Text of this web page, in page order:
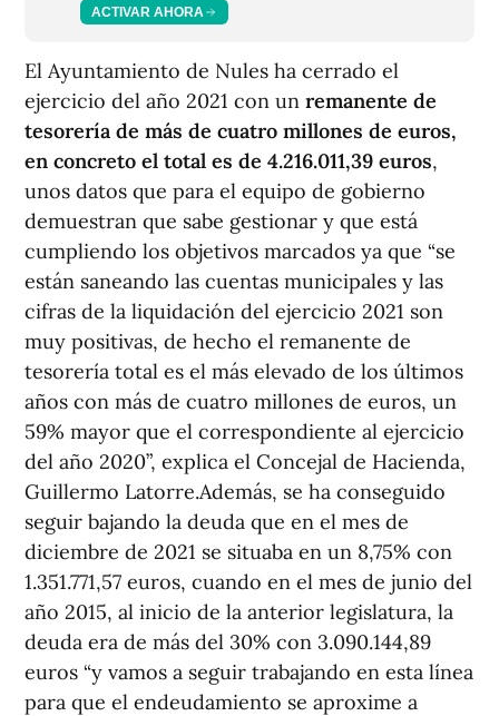
ACTIVAR AHORA
El Ayuntamiento de Nules ha cerrado el
ejercicio del año 2021 con un remanente de
tesorería de más de cuatro millones de euros,
en concreto el total es de 4.216.011,39 euros,
unos datos que para el equipo de gobierno
demuestran que sabe gestionar y que está
cumpliendo los objetivos marcados ya que “se
están saneando las cuentas municipales y las
cifras de la liquidación del ejercicio 2021 son
muy positivas, de hecho el remanente de
tesorería total es el más elevado de los últimos
años con más de cuatro millones de euros, un
59% mayor que el correspondiente al ejercicio
del año 2020”, explica el Concejal de Hacienda,
Guillermo Latorre.Además, se ha conseguido
seguir bajando la deuda que en el mes de
diciembre de 2021 se situaba en un 8,75% con
1.351.771,57 euros, cuando en el mes de junio del
año 2015, al inicio de la anterior legislatura, la
deuda era de más del 30% con 3.090.144,89
euros “y vamos a seguir trabajando en esta línea
para que el endeudamiento se aproxime a